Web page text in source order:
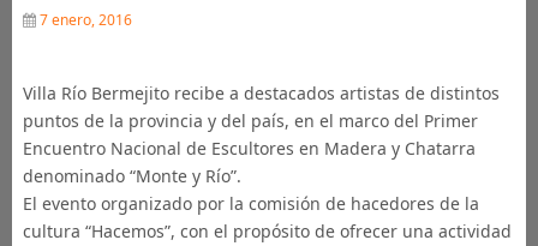
7 enero, 2016
Villa Río Bermejito recibe a destacados artistas de distintos
puntos de la provincia y del país, en el marco del Primer
Encuentro Nacional de Escultores en Madera y Chatarra
denominado “Monte y Río”.
El evento organizado por la comisión de hacedores de la
cultura “Hacemos”, con el propósito de ofrecer una actividad